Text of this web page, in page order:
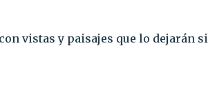
vistas y paisajes que lo